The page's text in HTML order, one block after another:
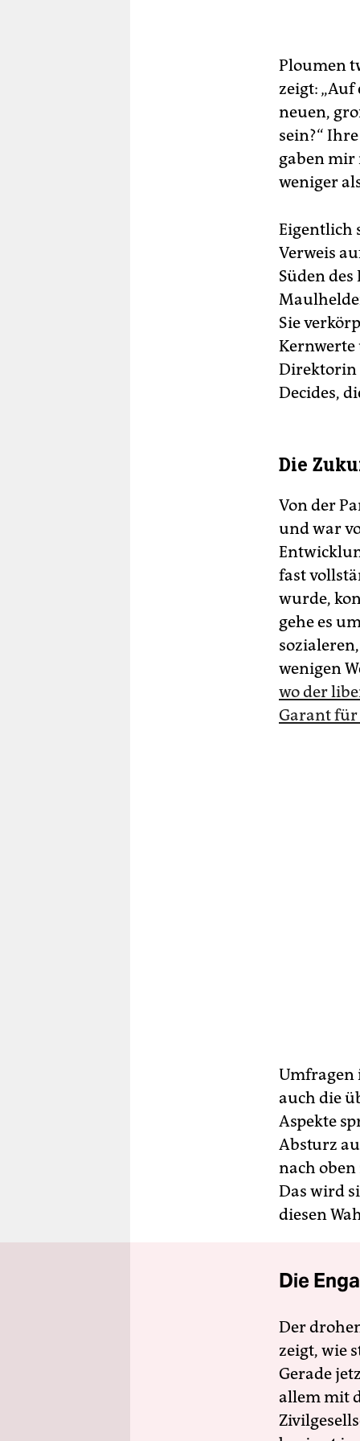
Ploumen
zeigt:
neuen,
sein?“
gaben mir
weniger
Eigentlich
Verweis
Süden
Sie
Kernwerte
Direktorin
Decides,
Die
Von der
und war
fast
wurde,
gehe es
wenigen
wo der
Garant für
Umfragen
auch die
Aspekte
Absturz
nach oben
Das wird
diesen
Die
Der
zeigt, wie
Gerade
allem mit